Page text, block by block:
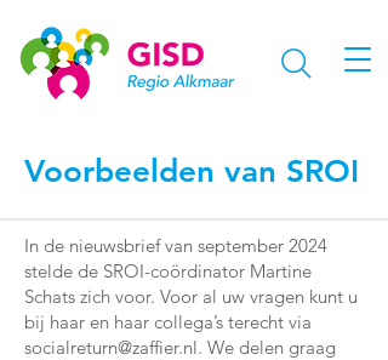
Voorbeelden van SROI
In de nieuwsbrief van september 2024
stelde de SROI-coördinator Martine
Schats zich voor. Voor al uw vragen kunt u
bij haar en haar collega’s terecht via
socialreturn@zaffier.nl. We delen graag